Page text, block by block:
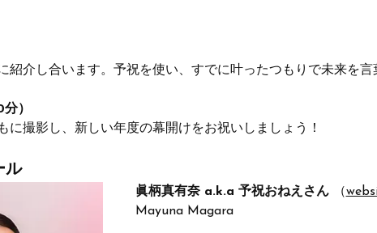
紹介し合います。予祝を使い、すでに叶ったつもりで未来を
）
に撮影し、新しい年度の幕開けをお祝いしましょう！
ル
眞柄真有奈 a.k.a 予祝おねえさん （
Mayuna Magara